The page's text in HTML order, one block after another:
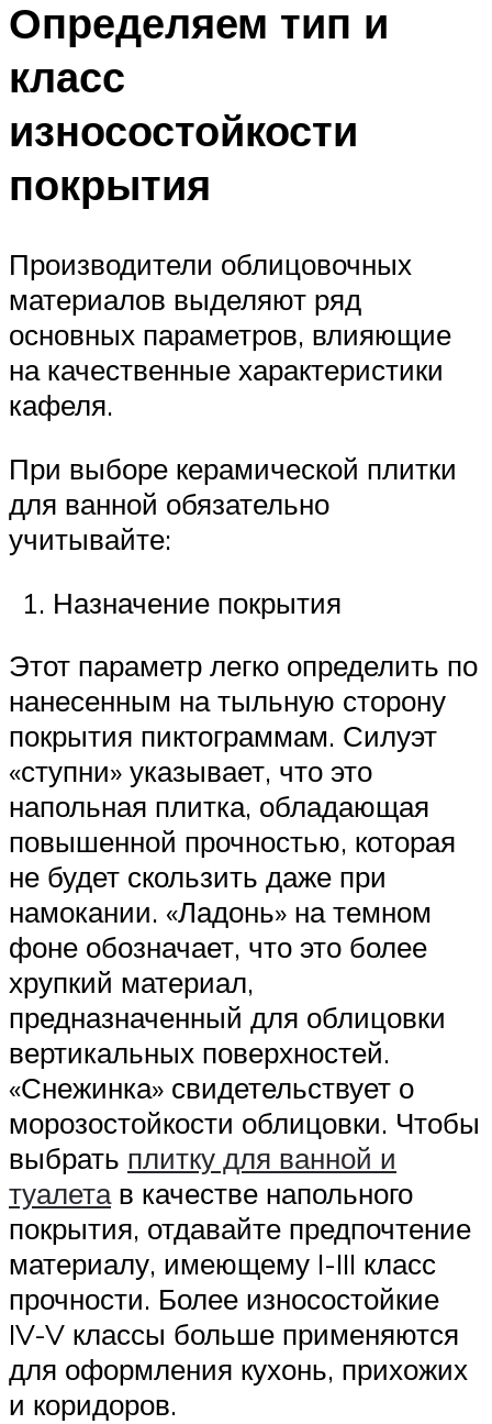
Определяем тип и
класс
износостойкости
покрытия
Производители облицовочных
материалов выделяют ряд
основных параметров, влияющие
на качественные характеристики
кафеля.
При выборе керамической плитки
для ванной обязательно
учитывайте:
Назначение покрытия
Этот параметр легко определить по
нанесенным на тыльную сторону
покрытия пиктограммам. Силуэт
«ступни» указывает, что это
напольная плитка, обладающая
повышенной прочностью, которая
не будет скользить даже при
намокании. «Ладонь» на темном
фоне обозначает, что это более
хрупкий материал,
предназначенный для облицовки
вертикальных поверхностей.
«Снежинка» свидетельствует о
морозостойкости облицовки. Чтобы
выбрать плитку для ванной и
туалетав качестве напольного
покрытия, отдавайте предпочтение
материалу, имеющему I-III класс
прочности. Более износостойкие
IV-V классы больше применяются
для оформления кухонь, прихожих
и коридоров.